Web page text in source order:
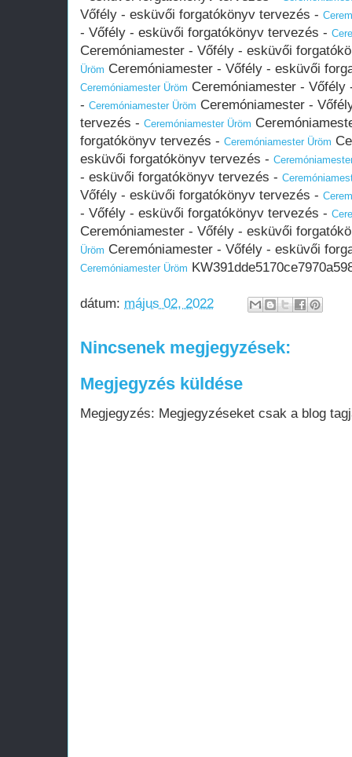
Vőfély - esküvői forgatókönyv tervezés -
- Vőfély - esküvői forgatókönyv tervezés -
Ceremóniamester - Vőfély - esküvői
Üröm Ceremóniamester - Vőfély - esküvői
Ceremóniamester Üröm Ceremóniamester -
- Ceremóniamester Üröm Ceremóniamester -
tervezés - Ceremóniamester Üröm
forgatókönyv tervezés - Ceremóniamester Üröm
esküvői forgatókönyv tervezés -
- esküvői forgatókönyv tervezés -
Vőfély - esküvői forgatókönyv tervezés -
- Vőfély - esküvői forgatókönyv tervezés -
Ceremóniamester - Vőfély - esküvői
Üröm Ceremóniamester - Vőfély - esküvői
Ceremóniamester Üröm
dátum: május 02, 2022
Nincsenek megjegyzések:
Megjegyzés küldése
Megjegyzés: Megjegyzéseket csak a blog